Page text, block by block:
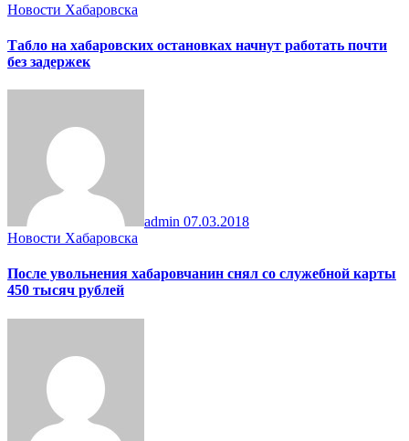
Новости Хабаровска
Табло на хабаровских остановках начнут работать почти
без задержек
admin 07.03.2018
Новости Хабаровска
После увольнения хабаровчанин снял со служебной карты
450 тысяч рублей